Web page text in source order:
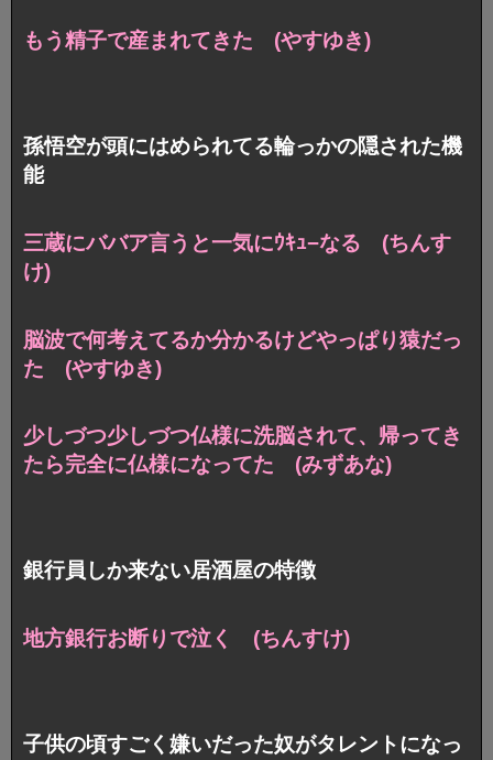
もう精子で産まれてきた (やすゆき)
孫悟空が頭にはめられてる輪っかの隠された機
能
三蔵にババア言うと一気にｳｷｭ−なる (ちんす
け)
脳波で何考えてるか分かるけどやっぱり猿だっ
た (やすゆき)
少しづつ少しづつ仏様に洗脳されて、 帰ってき
たら完全に仏様になってた (みずあな)
銀行員しか来ない居酒屋の特徴
地方銀行お断りで泣く (ちんすけ)
子供の頃すごく嫌いだった奴がタレントになっ